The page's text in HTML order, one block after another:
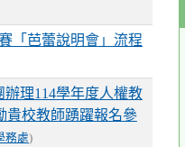
「芭蕾說明會」流程
理114學年度人權教
貴校教師踴躍報名參
務處)